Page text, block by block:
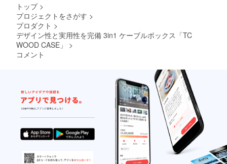
トップ >
プロジェクトをさがす >
プロダクト >
デザイン性と実用性を完備 3in1 ケーブルボックス「TC
WOOD CASE」
>
コメント